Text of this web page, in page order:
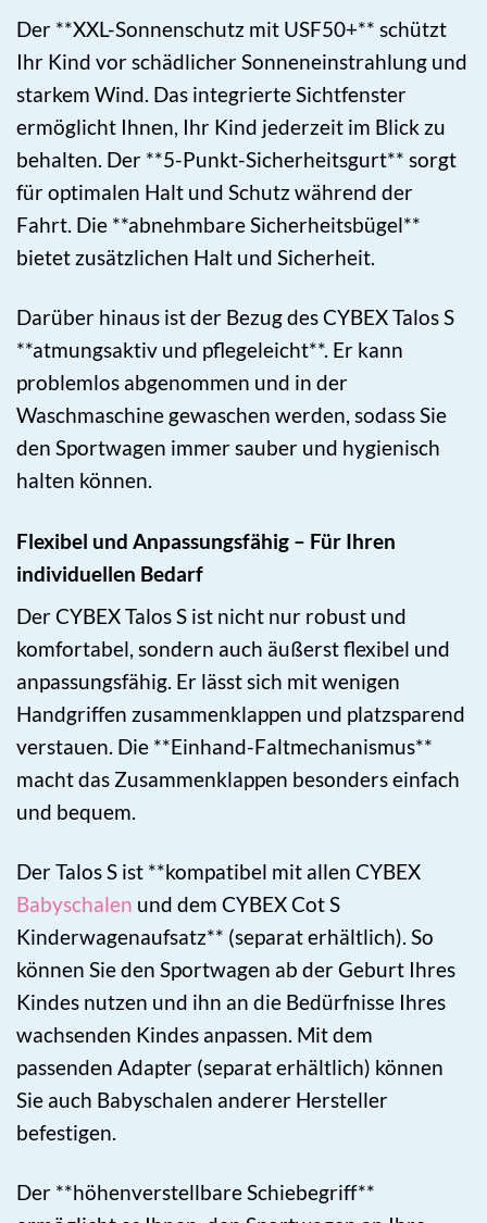
Der **XXL-Sonnenschutz mit USF50+** schützt
Ihr Kind vor schädlicher Sonneneinstrahlung und
starkem Wind. Das integrierte Sichtfenster
ermöglicht Ihnen, Ihr Kind jederzeit im Blick zu
behalten. Der **5-Punkt-Sicherheitsgurt** sorgt
für optimalen Halt und Schutz während der
Fahrt. Die **abnehmbare Sicherheitsbügel**
bietet zusätzlichen Halt und Sicherheit.
Darüber hinaus ist der Bezug des CYBEX Talos S
**atmungsaktiv und pflegeleicht**. Er kann
problemlos abgenommen und in der
Waschmaschine gewaschen werden, sodass Sie
den Sportwagen immer sauber und hygienisch
halten können.
Flexibel und Anpassungsfähig – Für Ihren
individuellen Bedarf
Der CYBEX Talos S ist nicht nur robust und
komfortabel, sondern auch äußerst flexibel und
anpassungsfähig. Er lässt sich mit wenigen
Handgriffen zusammenklappen und platzsparend
verstauen. Die **Einhand-Faltmechanismus**
macht das Zusammenklappen besonders einfach
und bequem.
Der Talos S ist **kompatibel mit allen CYBEX
Babyschalen und dem CYBEX Cot S
Kinderwagenaufsatz** (separat erhältlich). So
können Sie den Sportwagen ab der Geburt Ihres
Kindes nutzen und ihn an die Bedürfnisse Ihres
wachsenden Kindes anpassen. Mit dem
passenden Adapter (separat erhältlich) können
Sie auch Babyschalen anderer Hersteller
befestigen.
Der **höhenverstellbare Schiebegriff**